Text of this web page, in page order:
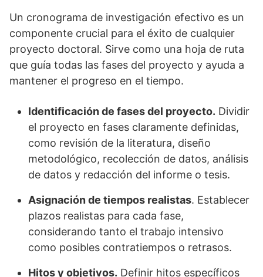
Un cronograma de investigación efectivo es un
componente crucial para el éxito de cualquier
proyecto doctoral. Sirve como una hoja de ruta
que guía todas las fases del proyecto y ayuda a
mantener el progreso en el tiempo.
Identificación de fases del proyecto. Dividir
el proyecto en fases claramente definidas,
como revisión de la literatura, diseño
metodológico, recolección de datos, análisis
de datos y redacción del informe o tesis.
Asignación de tiempos realistas. Establecer
plazos realistas para cada fase,
considerando tanto el trabajo intensivo
como posibles contratiempos o retrasos.
Hitos y objetivos. Definir hitos específicos